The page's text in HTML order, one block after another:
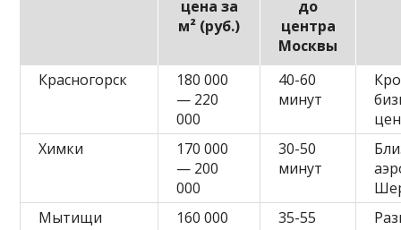
цена за
м² (руб.)
до
центра
Москвы
Красногорск
180 000
— 220
000
40-60
минут
Химки
170 000
— 200
000
30-50
минут
Мытищи
160 000
35-55